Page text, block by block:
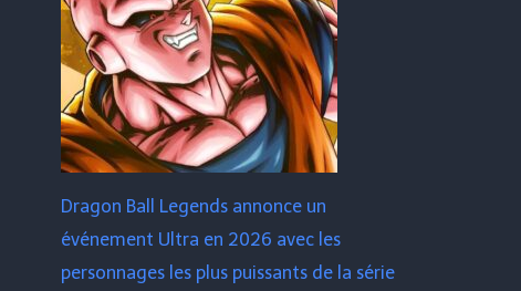
Dragon Ball Legends annonce un
événement Ultra en 2026 avec les
personnages les plus puissants de la série